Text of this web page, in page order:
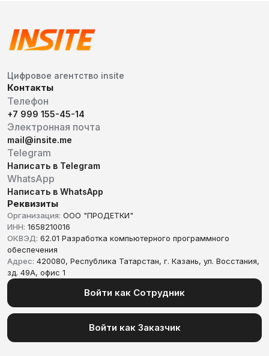
Цифровое агентство insite
Контакты
Телефон
+7 999 155-45-14
Электронная почта
mail@insite.me
Telegram
Написать в Telegram
WhatsApp
Написать в WhatsApp
Реквизиты
Организация: ООО "ПРОДЕТКИ"
ИНН: 1658210016
ОКВЭД: 62.01 Разработка компьютерного программного
обеспечения
Адрес: 420080, Республика Татарстан, г. Казань, ул. Восстания,
зд. 49А, офис 1
Войти как Сотрудник
Войти как Заказчик